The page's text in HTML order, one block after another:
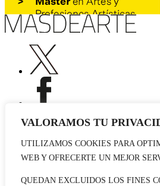
VALORAMOS TU
UTILIZAMOS COOKIES PARA
WEB Y OFRECERTE UN MEJOR
QUEDAN EXCLUIDOS LOS FINES
Publicidad
Contacto